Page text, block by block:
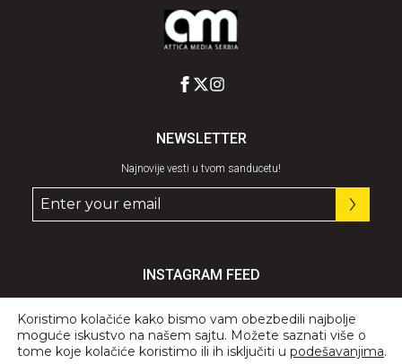
NEWSLETTER
Najnovije vesti u tvom sanducetu!
INSTAGRAM FEED
Koristimo kolačiće kako bismo vam obezbedili najbolje
moguće iskustvo na našem sajtu. Možete saznati više o
tome koje kolačiće koristimo ili ih isključiti u podešavanjima.